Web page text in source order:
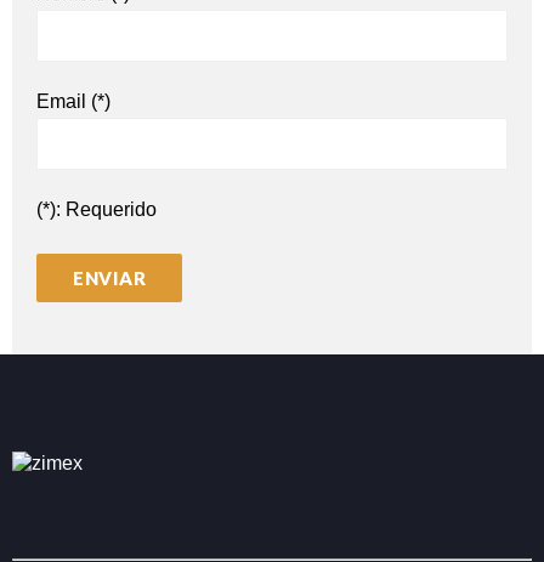
Email (*)
(*): Requerido